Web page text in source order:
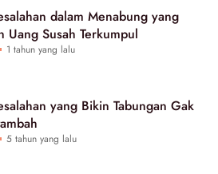
dalam Menabung yang
Uang Susah Terkumpul
1 tahun yang lalu
yang Bikin Tabungan Gak
5 tahun yang lalu